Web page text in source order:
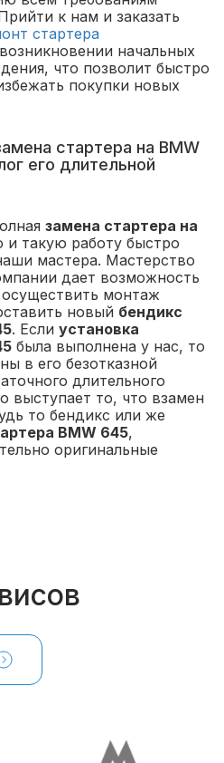
к нам и заказать
стартера
начальных
что позволит быстро
покупки новых
стартера на BMW
его длительной
замена стартера на
и такую работу быстро
мастера. Мастерство
дает возможность
монтаж
новый бендикс
. Если установка
была выполнена у нас, то
в его безотказной
длительного
выступает то, что взамен
то бендикс или же
BMW 645,
оригинальные